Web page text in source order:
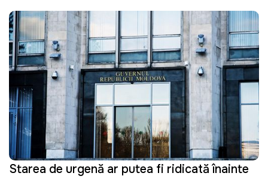
Starea de urgență ar putea fi ridicată înainte